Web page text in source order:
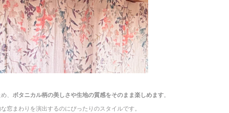
、 ボタニカル柄の美しさや生地の質感をそのまま楽しめます。
窓まわりを演出するのにぴったりのスタイルです。